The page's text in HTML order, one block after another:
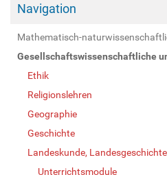
Navigation
Mathematisch-
Gesellschaftswissenschaftliche
Ethik
Religionslehren
Geographie
Geschichte
Landeskunde, Landesgeschichte
Unterrichtsmodule